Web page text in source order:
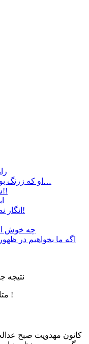
او که زرنگ بود و خندیده بود، کلی چیز گیرش آمد…
شرمنــــده ام آقا، ۱۱۸۱ ساله شدی!!
انگار نه انگار که امام زمانشان غایب است!
چه خوش
اگه ما بخواهیم در
نتیجه
متاسفانه فایل یا صفحه مورد نظر یافت نشد !